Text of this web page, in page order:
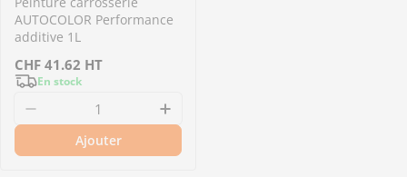
AUTOCOLOR Performance
additive 1L
Prix
régulier
CHF 41.62 HT
En stock
Diminuer la quantité pour P935-1250 -
Augmenter la quantité pour
Ajouter